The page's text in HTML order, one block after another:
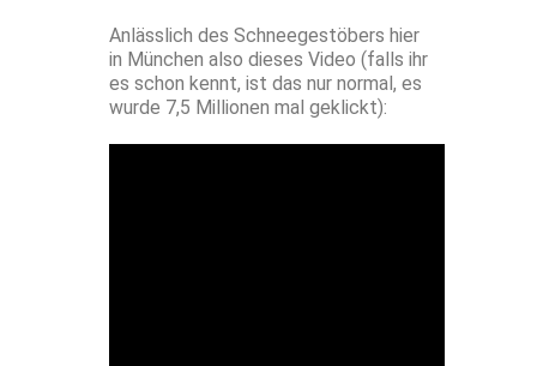
Anlässlich des Schneegestöbers hier
in München also dieses Video (falls ihr
es schon kennt, ist das nur normal, es
wurde 7,5 Millionen mal geklickt):